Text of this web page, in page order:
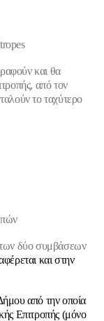
και θα
από τον
το ταχύτερο
δύο συμβάσεων
και στην
από την οποία
Επιτροπής (μόνο